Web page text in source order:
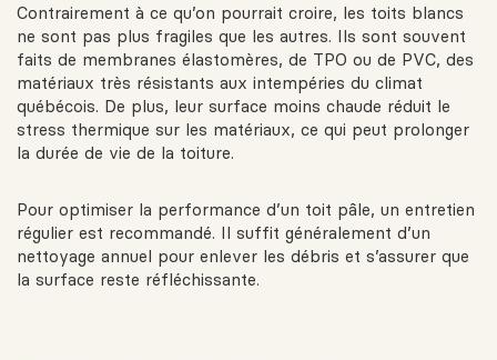
Contrairement à ce qu’on pourrait croire, les toits blancs
ne sont pas plus fragiles que les autres. Ils sont souvent
faits de membranes élastomères, de TPO ou de PVC, des
matériaux très résistants aux intempéries du climat
québécois. De plus, leur surface moins chaude réduit le
stress thermique sur les matériaux, ce qui peut prolonger
la durée de vie de la toiture.
Pour optimiser la performance d’un toit pâle, un entretien
régulier est recommandé. Il suffit généralement d’un
nettoyage annuel pour enlever les débris et s’assurer que
la surface reste réfléchissante.